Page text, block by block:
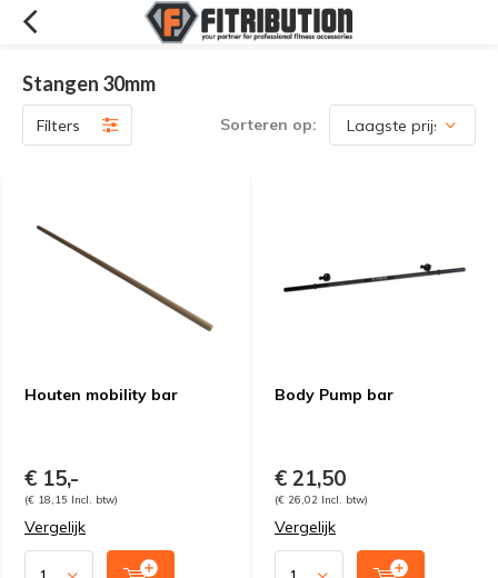
Stangen 30mm
Filters Sorteren op:
Houten mobility bar
€ 15,-
(€ 18,15 Incl. btw)
Vergelijk
Body Pump bar
€ 21,50
(€ 26,02 Incl. btw)
Vergelijk